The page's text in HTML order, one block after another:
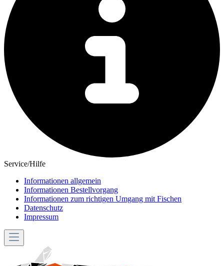
Service/Hilfe
Informationen allgemein
Informationen Bestellvorgang
Informationen zum richtigen Umgang mit Fischen
Datenschutz
Impressum